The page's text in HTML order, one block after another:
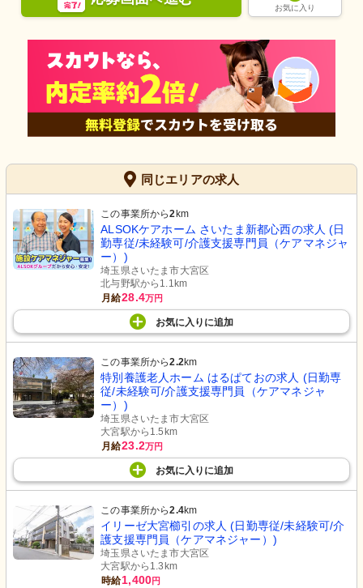
お気に入り
同じエリアの求人
この事業所から2 km
ALSOKケアホーム さいたま新都心西の求人 (日
勤専従/未経験可/介護支援専門員（ケアマネジャ
ー）)
埼玉県さいたま市大宮区
北与野駅から1.1km
月給28.4万円
お気に入り に追加
この事業所から2.2km
特別養護老人ホーム はるぱておの求人 (日勤専
従/未経験可/介護支援専門員（ケアマネジャ
ー）)
埼玉県さいたま市大宮区
大宮駅から1.5km
月給23.2万円
お気に入り に追加
この事業所から2.4km
イリーゼ大宮櫛引の求人 (日勤専従/未経験可/介
護支援専門員（ケアマネジャー）)
埼玉県さいたま市大宮区
大宮駅から1.3km
時給1,400円